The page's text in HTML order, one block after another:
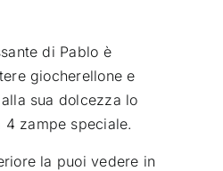
di Pablo è
giocherellone e
sua dolcezza lo
4 zampe speciale.
la puoi vedere in